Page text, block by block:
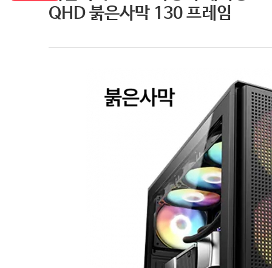
QHD 붉은사막 130 프레임